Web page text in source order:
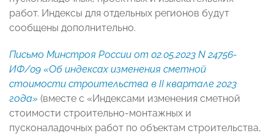
работ. Индексы для отдельных регионов будут
сообщены дополнительно.
Письмо Минстроя России от 02.05.2023 N 24756-
ИФ/09 «Об индексах изменения сметной
стоимости строительства в II квартале 2023
года» (вместе с «Индексами изменения сметной
стоимости строительно-монтажных и
пусконаладочных работ по объектам строительства,